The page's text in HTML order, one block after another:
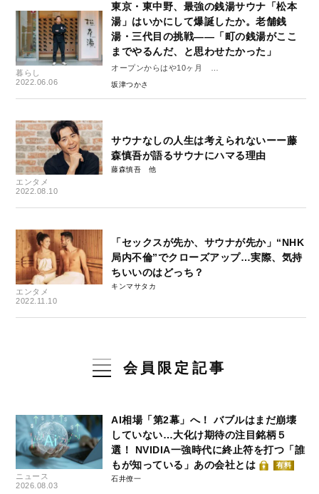
暮らし
2022.06.06
東京・東中野、最強の銭湯サウナ「松本
湯」はいかにして爆誕したか。老舗銭
湯・三代目の挑戦――「町の銭湯がここ
までやるんだ、と思わせたかった」
オープンからはや10ヶ月
未だ冷めることが無い人気の秘密を徹底的に取材し
坂津つかさ
エンタメ
2022.08.10
サウナなしの人生は考えられないーー藤
森慎吾が語るサウナにハマる理由
藤森慎吾
エンタメ
2022.11.10
「セックスが先か、サウナが先か」“NHK
局内不倫”でクローズアップ…実際、気持
ちいいのはどっち？
キンマサタカ
会員限定記事
ニュース
2026.08.03
AI相場「第2幕」へ！ バブルはまだ崩壊
していない…大化け期待の注目銘柄５
選！ NVIDIA一強時代に終止符を打つ「誰
もが知っている」あの会社とは
有料
石井僚一